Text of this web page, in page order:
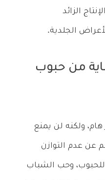
الزائد
الجلدية.
من حبوب
هام، ولكنه لن يمنع
عن عدم التوازن
وحب الشباب